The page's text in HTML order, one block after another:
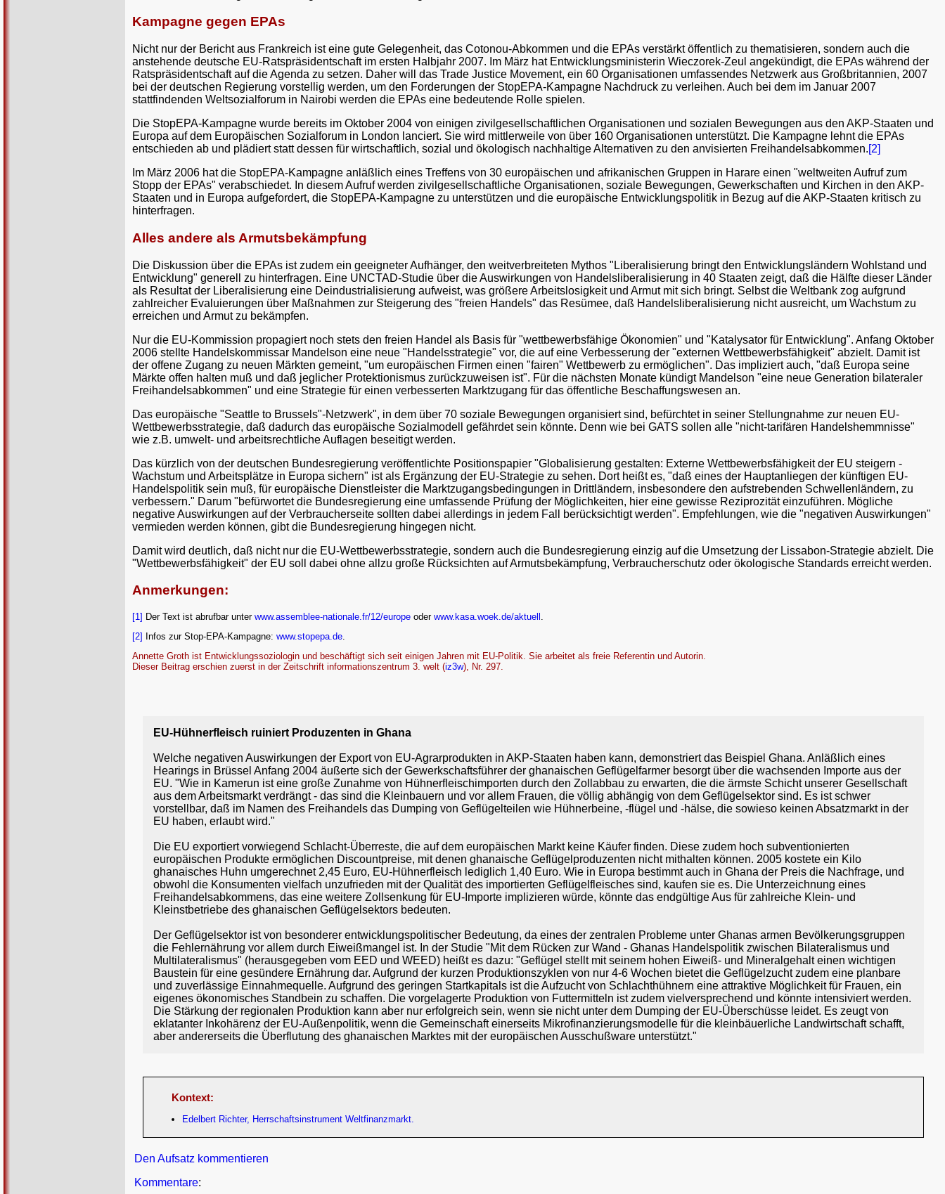
Kampagne gegen EPAs
Nicht nur der Bericht aus Frankreich ist eine gute Gelegenheit, das Cotonou-Abkommen und die EPAs verstärkt öffentlich zu thematisieren, sondern auch die
anstehende deutsche EU-Ratspräsidentschaft im ersten Halbjahr 2007. Im März hat Entwicklungsministerin Wieczorek-Zeul angekündigt, die EPAs während der
Ratspräsidentschaft auf die Agenda zu setzen. Daher will das Trade Justice Movement, ein 60 Organisationen umfassendes Netzwerk aus Großbritannien, 2007
bei der deutschen Regierung vorstellig werden, um den Forderungen der StopEPA-Kampagne Nachdruck zu verleihen. Auch bei dem im Januar 2007
stattfindenden Weltsozialforum in Nairobi werden die EPAs eine bedeutende Rolle spielen.
Die StopEPA-Kampagne wurde bereits im Oktober 2004 von einigen zivilgesellschaftlichen Organisationen und sozialen Bewegungen aus den AKP-Staaten und
Europa auf dem Europäischen Sozialforum in London lanciert. Sie wird mittlerweile von über 160 Organisationen unterstützt. Die Kampagne lehnt die EPAs
entschieden ab und plädiert statt dessen für wirtschaftlich, sozial und ökologisch nachhaltige Alternativen zu den anvisierten Freihandelsabkommen.[2]
Im März 2006 hat die StopEPA-Kampagne anläßlich eines Treffens von 30 europäischen und afrikanischen Gruppen in Harare einen "weltweiten Aufruf zum
Stopp der EPAs" verabschiedet. In diesem Aufruf werden zivilgesellschaftliche Organisationen, soziale Bewegungen, Gewerkschaften und Kirchen in den AKP-
Staaten und in Europa aufgefordert, die StopEPA-Kampagne zu unterstützen und die europäische Entwicklungspolitik in Bezug auf die AKP-Staaten kritisch zu
hinterfragen.
Alles andere als Armutsbekämpfung
Die Diskussion über die EPAs ist zudem ein geeigneter Aufhänger, den weitverbreiteten Mythos "Liberalisierung bringt den Entwicklungsländern Wohlstand und
Entwicklung" generell zu hinterfragen. Eine UNCTAD-Studie über die Auswirkungen von Handelsliberalisierung in 40 Staaten zeigt, daß die Hälfte dieser Länder
als Resultat der Liberalisierung eine Deindustrialisierung aufweist, was größere Arbeitslosigkeit und Armut mit sich bringt. Selbst die Weltbank zog aufgrund
zahlreicher Evaluierungen über Maßnahmen zur Steigerung des "freien Handels" das Resümee, daß Handelsliberalisierung nicht ausreicht, um Wachstum zu
erreichen und Armut zu bekämpfen.
Nur die EU-Kommission propagiert noch stets den freien Handel als Basis für "wettbewerbsfähige Ökonomien" und "Katalysator für Entwicklung". Anfang Oktober
2006 stellte Handelskommissar Mandelson eine neue "Handelsstrategie" vor, die auf eine Verbesserung der "externen Wettbewerbsfähigkeit" abzielt. Damit ist
der offene Zugang zu neuen Märkten gemeint, "um europäischen Firmen einen "fairen" Wettbewerb zu ermöglichen". Das impliziert auch, "daß Europa seine
Märkte offen halten muß und daß jeglicher Protektionismus zurückzuweisen ist". Für die nächsten Monate kündigt Mandelson "eine neue Generation bilateraler
Freihandelsabkommen" und eine Strategie für einen verbesserten Marktzugang für das öffentliche Beschaffungswesen an.
Das europäische "Seattle to Brussels"-Netzwerk", in dem über 70 soziale Bewegungen organisiert sind, befürchtet in seiner Stellungnahme zur neuen EU-
Wettbewerbsstrategie, daß dadurch das europäische Sozialmodell gefährdet sein könnte. Denn wie bei GATS sollen alle "nicht-tarifären Handelshemmnisse"
wie z.B. umwelt- und arbeitsrechtliche Auflagen beseitigt werden.
Das kürzlich von der deutschen Bundesregierung veröffentlichte Positionspapier "Globalisierung gestalten: Externe Wettbewerbsfähigkeit der EU steigern -
Wachstum und Arbeitsplätze in Europa sichern" ist als Ergänzung der EU-Strategie zu sehen. Dort heißt es, "daß eines der Hauptanliegen der künftigen EU-
Handelspolitik sein muß, für europäische Dienstleister die Marktzugangsbedingungen in Drittländern, insbesondere den aufstrebenden Schwellenländern, zu
verbessern." Darum "befürwortet die Bundesregierung eine umfassende Prüfung der Möglichkeiten, hier eine gewisse Reziprozität einzuführen. Mögliche
negative Auswirkungen auf der Verbraucherseite sollten dabei allerdings in jedem Fall berücksichtigt werden". Empfehlungen, wie die "negativen Auswirkungen"
vermieden werden können, gibt die Bundesregierung hingegen nicht.
Damit wird deutlich, daß nicht nur die EU-Wettbewerbsstrategie, sondern auch die Bundesregierung einzig auf die Umsetzung der Lissabon-Strategie abzielt. Die
"Wettbewerbsfähigkeit" der EU soll dabei ohne allzu große Rücksichten auf Armutsbekämpfung, Verbraucherschutz oder ökologische Standards erreicht werden.
Anmerkungen:
[1] Der Text ist abrufbar unter www.assemblee-nationale.fr/12/europe oder www.kasa.woek.de/aktuell
[2]
Infos zur Stop-EPA-Kampagne: www.stopepa.de
Annette Groth ist Entwicklungssoziologin und beschäftigt sich seit einigen Jahren mit EU-Politik. Sie arbeitet als freie Referentin und Autorin.
Dieser Beitrag erschien zuerst in der Zeitschrift informationszentrum 3. welt (iz3w), Nr. 297.
EU-Hühnerfleisch ruiniert Produzenten in Ghana
Welche negativen Auswirkungen der Export von EU-Agrarprodukten in AKP-Staaten haben kann, demonstriert das Beispiel Ghana. Anläßlich eines
Hearings in Brüssel Anfang 2004 äußerte sich der Gewerkschaftsführer der ghanaischen Geflügelfarmer besorgt über die wachsenden Importe aus der
EU. "Wie in Kamerun ist eine große Zunahme von Hühnerfleischimporten durch den Zollabbau zu erwarten, die die ärmste Schicht unserer Gesellschaft
aus dem Arbeitsmarkt verdrängt - das sind die Kleinbauern und vor allem Frauen, die völlig abhängig von dem Geflügelsektor sind. Es ist schwer
vorstellbar, daß im Namen des Freihandels das Dumping von Geflügelteilen wie Hühnerbeine, -flügel und -hälse, die sowieso keinen Absatzmarkt in der
EU haben, erlaubt wird."
Die EU exportiert vorwiegend Schlacht-Überreste, die auf dem europäischen Markt keine Käufer finden. Diese zudem hoch subventionierten
europäischen Produkte ermöglichen Discountpreise, mit denen ghanaische Geflügelproduzenten nicht mithalten können. 2005 kostete ein Kilo
ghanaisches Huhn umgerechnet 2,45 Euro, EU-Hühnerfleisch lediglich 1,40 Euro. Wie in Europa bestimmt auch in Ghana der Preis die Nachfrage, und
obwohl die Konsumenten vielfach unzufrieden mit der Qualität des importierten Geflügelfleisches sind, kaufen sie es. Die Unterzeichnung eines
Freihandelsabkommens, das eine weitere Zollsenkung für EU-Importe implizieren würde, könnte das endgültige Aus für zahlreiche Klein- und
Kleinstbetriebe des ghanaischen Geflügelsektors bedeuten.
Der Geflügelsektor ist von besonderer entwicklungspolitischer Bedeutung, da eines der zentralen Probleme unter Ghanas armen Bevölkerungsgruppen
die Fehlernährung vor allem durch Eiweißmangel ist. In der Studie "Mit dem Rücken zur Wand - Ghanas Handelspolitik zwischen Bilateralismus und
Multilateralismus" (herausgegeben vom EED und WEED) heißt es dazu: "Geflügel stellt mit seinem hohen Eiweiß- und Mineralgehalt einen wichtigen
Baustein für eine gesündere Ernährung dar. Aufgrund der kurzen Produktionszyklen von nur 4-6 Wochen bietet die Geflügelzucht zudem eine planbare
und zuverlässige Einnahmequelle. Aufgrund des geringen Startkapitals ist die Aufzucht von Schlachthühnern eine attraktive Möglichkeit für Frauen, ein
eigenes ökonomisches Standbein zu schaffen. Die vorgelagerte Produktion von Futtermitteln ist zudem vielversprechend und könnte intensiviert werden.
Die Stärkung der regionalen Produktion kann aber nur erfolgreich sein, wenn sie nicht unter dem Dumping der EU-Überschüsse leidet. Es zeugt von
eklatanter Inkohärenz der EU-Außenpolitik, wenn die Gemeinschaft einerseits Mikrofinanzierungsmodelle für die kleinbäuerliche Landwirtschaft schafft,
aber andererseits die Überflutung des ghanaischen Marktes mit der europäischen Ausschußware unterstützt."
Kontext:
Edelbert Richter, Herrschaftsinstrument Weltfinanzmarkt.
Den Aufsatz kommentieren
Kommentare: